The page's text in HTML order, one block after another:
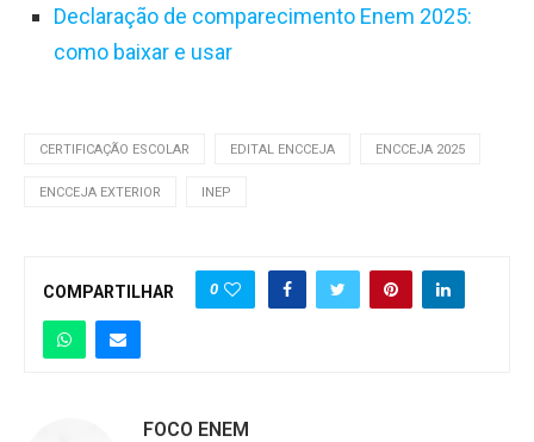
Declaração de comparecimento Enem 2025:
como baixar e usar
CERTIFICAÇÃO ESCOLAR EDITAL ENCCEJA ENCCEJA 2025
ENCCEJA EXTERIOR INEP
COMPARTILHAR 0
FOCO ENEM